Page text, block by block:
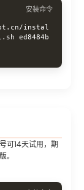
安装命令
instal
ed8484b
可14天试用，期
。